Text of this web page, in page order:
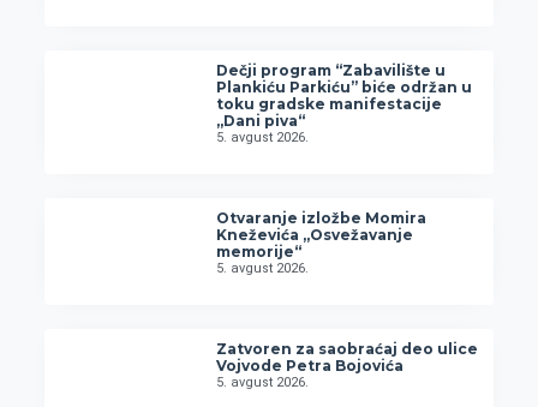
Dečji program “Zabavilište u
Plankiću Parkiću” biće održan u
toku gradske manifestacije
„Dani piva“
5. avgust 2026.
Otvaranje izložbe Momira
Kneževića „Osvežavanje
memorije“
5. avgust 2026.
Zatvoren za saobraćaj deo ulice
Vojvode Petra Bojovića
5. avgust 2026.